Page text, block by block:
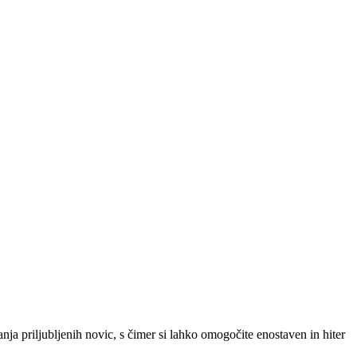
priljubljenih novic, s čimer si lahko omogočite enostaven in hiter